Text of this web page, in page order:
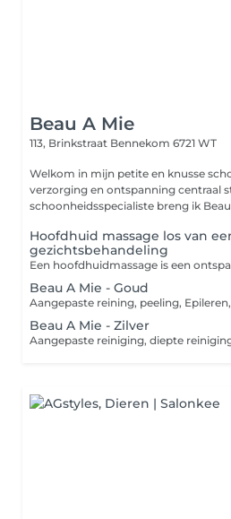
Beau A Mie
113, Brinkstraat Bennekom 6721 WT
Welkom in mijn petite en knusse
verzorging en ontspanning centraal staat. Als
schoonheidsspecialiste breng ik
Hoofdhuid massage los van
gezichtsbehandeling
Beau A Mie - Goud
Beau A Mie - Zilver